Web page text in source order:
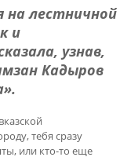
на лестничной
и
узнав,
Кадыров
тебя сразу
или кто-то еще